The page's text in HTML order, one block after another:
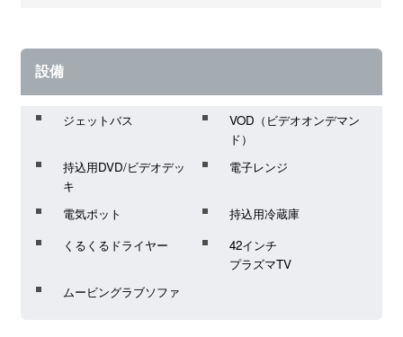
設備
ジェットバス
VOD（ビデオオンデマン
ド）
持込用DVD/ビデオデッ
キ
電子レンジ
電気ポット
持込用冷蔵庫
くるくるドライヤー
42インチ
プラズマTV
ムービングラブソファ